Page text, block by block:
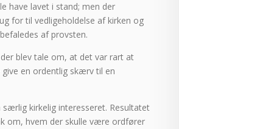
have lavet i stand; men der
for til vedligeholdelse af kirken og
af provsten.
blev tale om, at det var rart at
en ordentlig skærv til en
særlig kirkelig interesseret. Resultatet
om, hvem der skulle være ordfører